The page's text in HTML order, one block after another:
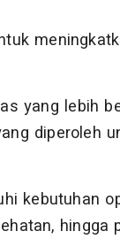
yang lebih
diperoleh
kebutuhan
hingga